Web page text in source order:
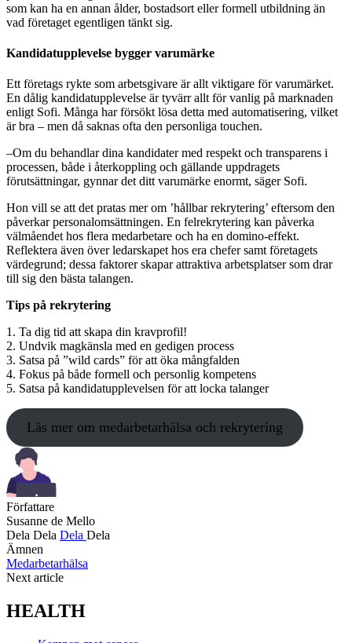
som kan ha en annan ålder, bostadsort eller formell utbildning än
vad företaget egentligen tänkt sig.
Kandidatupplevelse bygger varumärke
Ett företags rykte som arbetsgivare är allt viktigare för varumärket.
En dålig kandidatupplevelse är tyvärr allt för vanlig på marknaden
enligt Sofi. Många har försökt lösa detta med automatisering, vilket
är bra – men då saknas ofta den personliga touchen.
–Om du behandlar dina kandidater med respekt och transparens i
processen, både i återkoppling och gällande uppdragets
förutsättningar, gynnar det ditt varumärke enormt, säger Sofi.
Hon vill se att det pratas mer om ’hållbar rekrytering’ eftersom den
påverkar personalomsättningen. En felrekrytering kan påverka
välmåendet hos flera medarbetare och ha en domino-effekt.
Reflektera även över ledarskapet hos era chefer samt företagets
värdegrund; dessa faktorer skapar attraktiva arbetsplatser som drar
till sig den bästa talangen.
Tips på rekrytering
1. Ta dig tid att skapa din kravprofil!
2. Undvik magkänsla med en gedigen process
3. Satsa på ”wild cards” för att öka mångfalden
4. Fokus på både formell och personlig kompetens
5. Satsa på kandidatupplevelsen för att locka talanger
Läs mer om medarbetarhälsa och rekrytering
Författare
Susanne de Mello
Dela Dela Dela Dela
Ämnen
Medarbetarhälsa
Next article
HEALTH